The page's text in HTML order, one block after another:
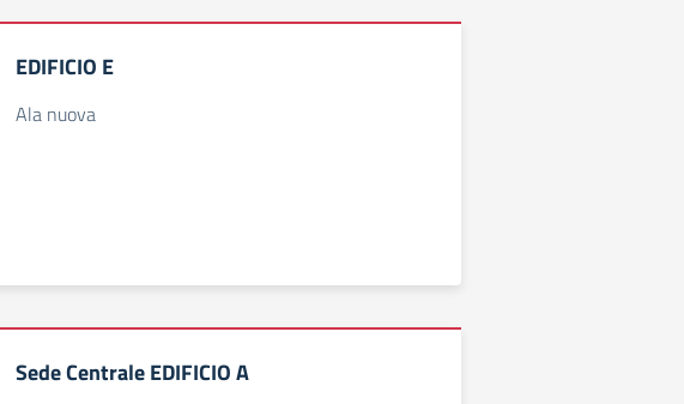
EDIFICIO E
Ala nuova
Sede Centrale EDIFICIO A